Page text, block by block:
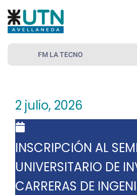
contenido
FM LA TECNO
2 julio, 2026
INSCRIPCIÓN AL
UNIVERSITARIO DE
CARRERAS DE